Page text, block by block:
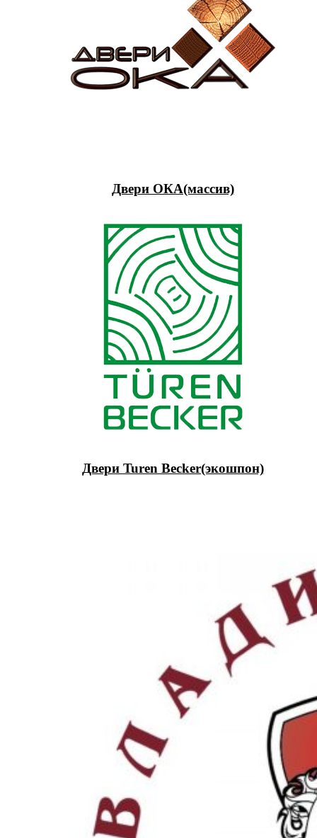
Двери ОКА(массив)
Двери Turen Becker(экошпон)